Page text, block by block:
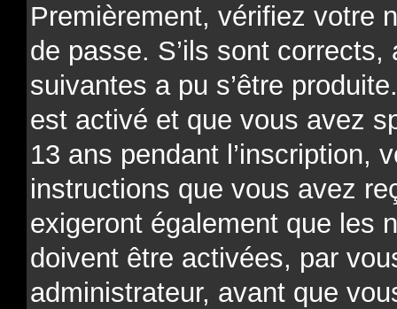
Premièrement, vérifiez votre
de passe. S’ils sont
suivantes a pu s’être
est activé et que vous avez
13 ans pendant l’inscription,
instructions que vous avez
exigeront également que les
doivent être activées, par
administrateur, avant que